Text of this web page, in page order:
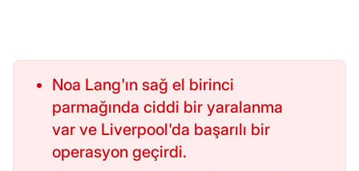
Noa Lang'ın sağ el birinci
parmağında ciddi bir yaralanma
var ve Liverpool'da başarılı bir
operasyon geçirdi.